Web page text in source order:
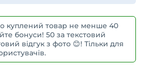
куплений товар не менше 40
бонуси! 50 за текстовий
відгук з фото 😊! Тільки для